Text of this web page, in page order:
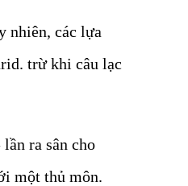
nhiên, các lựa
trừ khi câu lạc
lần ra sân cho
một thủ môn.